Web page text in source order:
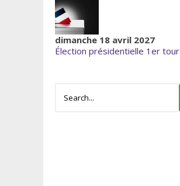
dimanche 18 avril 2027
Élection présidentielle 1er tour